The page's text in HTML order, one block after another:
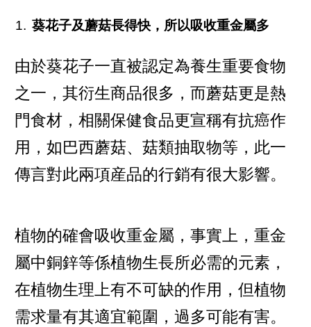
葵花子及蘑菇長得快，所以吸收重金屬多
由於葵花子一直被認定為養生重要食物
之一，其衍生商品很多，而蘑菇更是熱
門食材，相關保健食品更宣稱有抗癌作
用，如巴西蘑菇、菇類抽取物等，此一
傳言對此兩項産品的行銷有很大影響。
植物的確會吸收重金屬，事實上，重金
屬中銅鋅等係植物生長所必需的元素，
在植物生理上有不可缺的作用，但植物
需求量有其適宜範圍，過多可能有害。